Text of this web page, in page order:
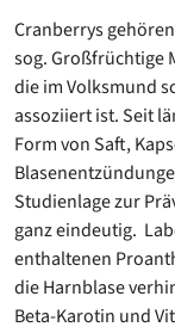
Cranberrys
sog. Großfrüchtige
die im Volksmund
assoziiert ist. Seit
Form von Saft,
Studienlage zur
ganz eindeutig.
enthaltenen
die Harnblase
Beta-Karotin und